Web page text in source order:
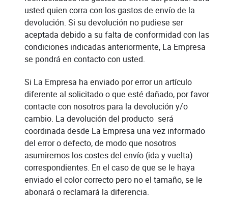
usted quien corra con los gastos de envío de la
devolución. Si su devolución no pudiese ser
aceptada debido a su falta de conformidad con las
condiciones indicadas anteriormente, La Empresa
se pondrá en contacto con usted.
Si La Empresa ha enviado por error un artículo
diferente al solicitado o que esté dañado, por favor
contacte con nosotros para la devolución y/o
cambio. La devolución del producto será
coordinada desde La Empresa una vez informado
del error o defecto, de modo que nosotros
asumiremos los costes del envío (ida y vuelta)
correspondientes. En el caso de que se le haya
enviado el color correcto pero no el tamaño, se le
abonará o reclamará la diferencia.